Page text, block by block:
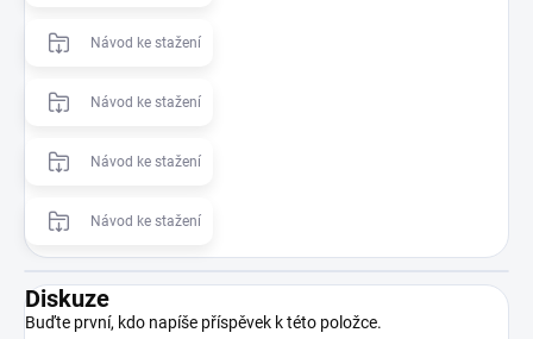
Návod ke stažení
Návod ke stažení
Návod ke stažení
Návod ke stažení
Diskuze
Buďte první, kdo napíše příspěvek k této položce.